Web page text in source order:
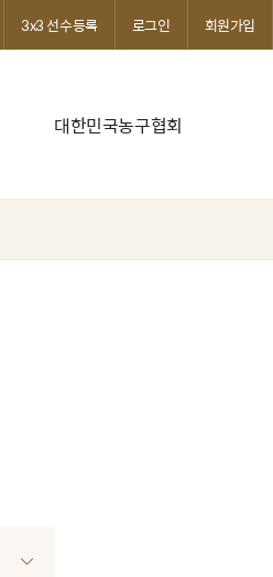
대한민국농구협회
3x3 선수등록 로그인 회원가입